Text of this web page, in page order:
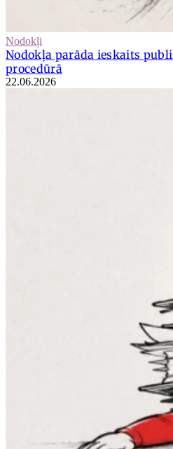
Nodokļi
Nodokļa parāda ieskaits
procedūrā
22.06.2026